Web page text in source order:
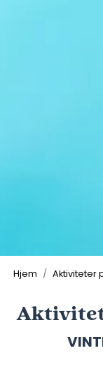
Hjem Aktiviteter